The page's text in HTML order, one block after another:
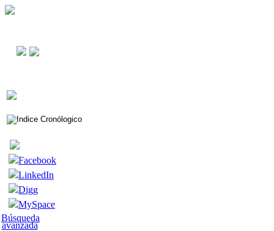
Facebook
LinkedIn
Digg
MySpace
Búsqueda
avanzada